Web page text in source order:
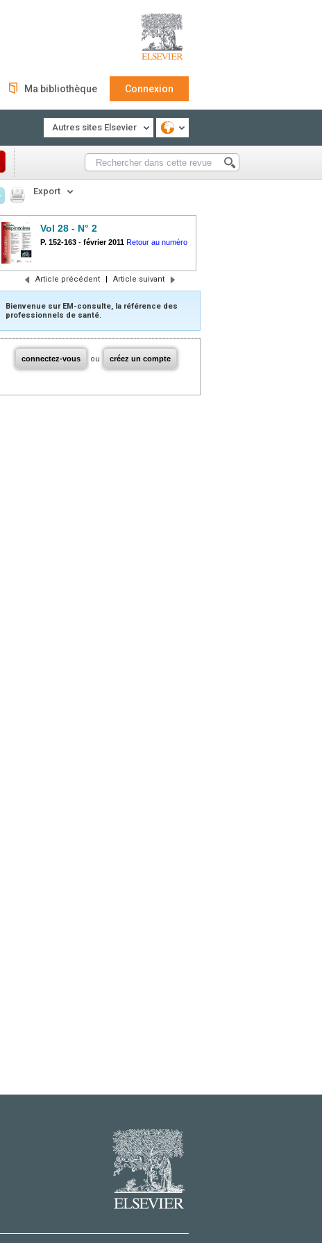
Ma bibliothèque Connexion
Autres sites Elsevier
Export
Vol 28 - N° 2
P. 152-163 - février 2011 Retour au numéro
Article précédent | Article suivant
Bienvenue sur EM-consulte, la référence des
professionnels de santé.
connectez-vous ou créez un compte